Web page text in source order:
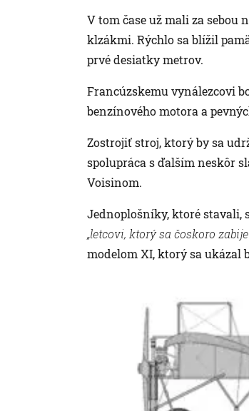
V tom čase už mali za
klzákmi. Rýchlo sa blížil
prvé desiatky metrov.
Francúzskemu vynálezcovi
benzínového motora a
Zostrojiť stroj, ktorý by sa
spolupráca s ďalším neskôr
Voisinom.
Jednoplošníky, ktoré stavali,
„letcovi, ktorý sa čoskoro
modelom XI, ktorý sa ukázal